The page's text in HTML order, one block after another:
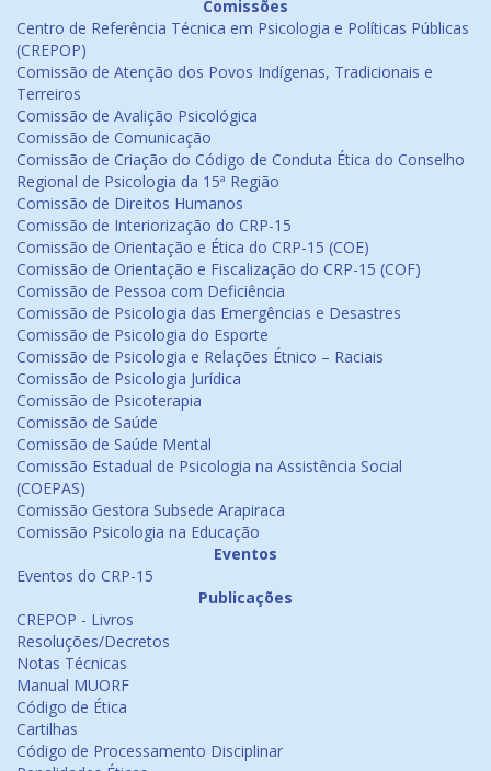
Comissões
Centro de Referência Técnica em Psicologia e Políticas Públicas
(CREPOP)
Comissão de Atenção dos Povos Indígenas, Tradicionais e
Terreiros
Comissão de Avalição Psicológica
Comissão de Comunicação
Comissão de Criação do Código de Conduta Ética do Conselho
Regional de Psicologia da 15ª Região
Comissão de Direitos Humanos
Comissão de Interiorização do CRP-15
Comissão de Orientação e Ética do CRP-15 (COE)
Comissão de Orientação e Fiscalização do CRP-15 (COF)
Comissão de Pessoa com Deficiência
Comissão de Psicologia das Emergências e Desastres
Comissão de Psicologia do Esporte
Comissão de Psicologia e Relações Étnico – Raciais
Comissão de Psicologia Jurídica
Comissão de Psicoterapia
Comissão de Saúde
Comissão de Saúde Mental
Comissão Estadual de Psicologia na Assistência Social
(COEPAS)
Comissão Gestora Subsede Arapiraca
Comissão Psicologia na Educação
Eventos
Eventos do CRP-15
Publicações
CREPOP - Livros
Resoluções/Decretos
Notas Técnicas
Manual MUORF
Código de Ética
Cartilhas
Código de Processamento Disciplinar